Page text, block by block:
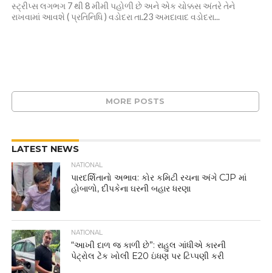
સ્ટ્રીપ્સ લગભગ 7 થી 8 મીમી પહોળી છે અને એક ચોક્કસ અંતરે તેને
રાખવામાં આવશે ( પ્રતિનિધિ ) વડોદરા તા.23 અમદાવાદ વડોદરા...
MORE POSTS
LATEST NEWS
NATIONAL
પારદર્શિતાનો અભાવ: કોર કમિટી રચના અંગે CJP માં
હોબાળો, દીપકેના ઘરની બહાર ધરણા
NATIONAL
“આખી દાળ જ કાળી છે”: રાહુલ ગાંધીએ કારની
પેટ્રોલ ટેંક ખોલી E20 ઇંધણ પર ટિપ્પણી કરી